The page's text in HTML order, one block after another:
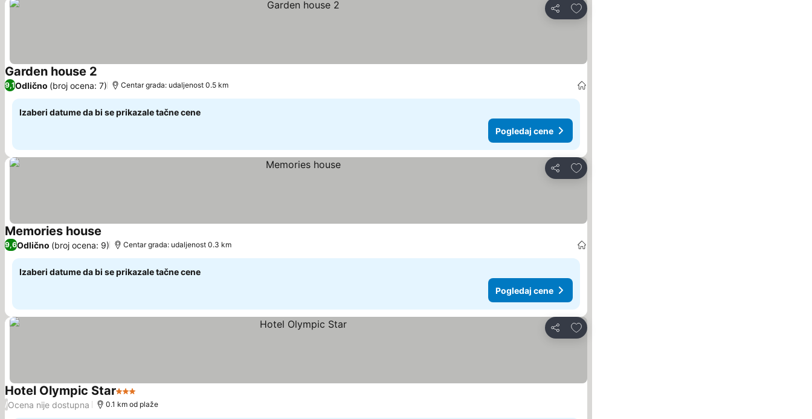
Deli
Dodati u favorite
Garden house 2 Pogledaj cene
9,1Odlično (broj ocena: 7) Centar grada: udaljenost 0.5 km
Izaberi datume da bi se prikazale tačne cene
Pogledaj cene
Deli
Dodati u favorite
Memories house Pogledaj cene
9,6Odlično (broj ocena: 9) Centar grada: udaljenost 0.3 km
Izaberi datume da bi se prikazale tačne cene
Pogledaj cene
Deli
Dodati u favorite
Hotel Olympic Star3 Zvezdice
/Ocena nije dostupna 0.1 km od plaže